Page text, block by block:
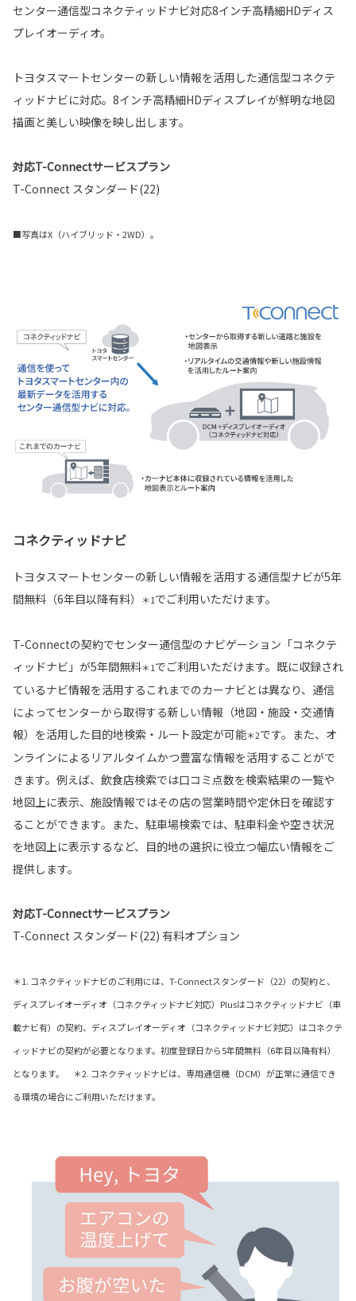
センター通信型コネクティッドナビ対応8インチ高精細HDディス
プレイオーディオ。
トヨタスマートセンターの新しい情報を活用した通信型コネクテ
ィッドナビに対応。8インチ高精細HDディスプレイが鮮明な地図
描画と美しい映像を映し出します。
対応T-Connectサービスプラン
T-Connect スタンダード(22)
■写真はX（ハイブリッド・2WD）。
コネクティッドナビ
トヨタスマートセンターの新しい情報を活用する通信型ナビが5年
間無料（6年目以降有料）
＊1でご利用いただけます。
T-Connectの契約でセンター通信型のナビゲーション「コネクテ
ィッドナビ」が5年間無料＊1でご利用いただけます。既に収録され
ているナビ情報を活用するこれまでのカーナビとは異なり、通信
によってセンターから取得する新しい情報（地図・施設・交通情
報）を活用した目的地検索・ルート設定が可能＊2です。また、オ
ンラインによるリアルタイムかつ豊富な情報を活用することがで
きます。例えば、飲食店検索では口コミ点数を検索結果の一覧や
地図上に表示、施設情報ではその店の営業時間や定休日を確認す
ることができます。また、駐車場検索では、駐車料金や空き状況
を地図上に表示するなど、目的地の選択に役立つ幅広い情報をご
提供します。
対応T-Connectサービスプラン
T-Connect スタンダード(22) 有料オプション
＊1. コネクティッドナビのご利用には、T-Connectスタンダード（22）の契約と、
ディスプレイオーディオ（コネクティッドナビ対応）Plusはコネクティッドナビ（車
載ナビ有）の契約、ディスプレイオーディオ（コネクティッドナビ対応）はコネクテ
ィッドナビの契約が必要となります。初度登録日から5年間無料（6年目以降有料）
となります。 ＊2. コネクティッドナビは、専用通信機（DCM）が正常に通信でき
る環境の場合にご利用いただけます。